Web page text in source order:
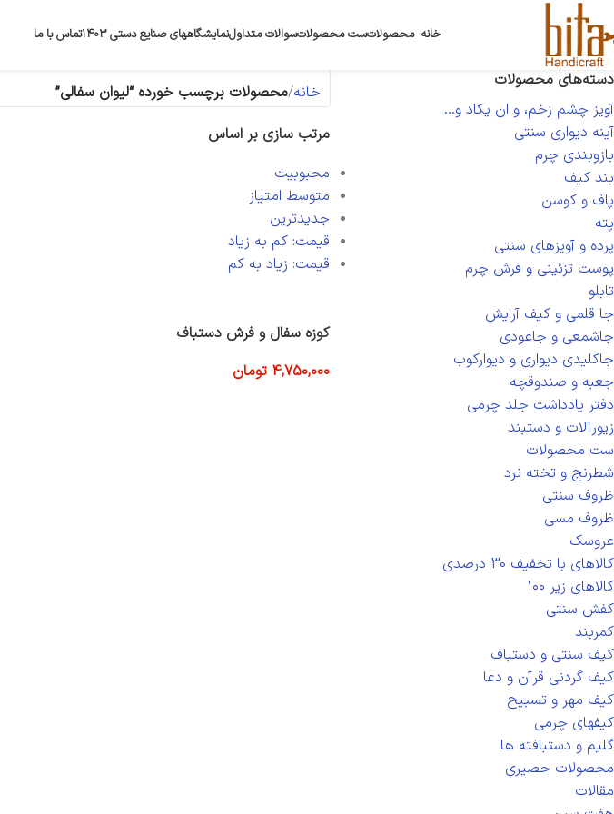
خانه محصولاتست محصولاتسوالات متداولنمایشگاههای صنایع دستی ۱۴۰۳ تماس با ما
دسته‌های محصولات
آویز چشم زخم، و ان یکاد و...
آینه دیواری سنتی
بازوبندی چرم
بند کیف
پاف و کوسن
پته
پرده و آویزهای سنتی
پوست تزئینی و فرش چرم
تابلو
جا قلمی و کیف آرایش
جاشمعی و جاعودی
جاکلیدی دیواری و دیوارکوب
جعبه و صندوقچه
دفتر یادداشت جلد چرمی
زیورآلات و دستبند
ست محصولات
شطرنج و تخته نرد
ظروف سنتی
ظروف مسی
عروسک
کالاهای با تخفیف 30 درصدی
کالاهای زیر ۱۰۰
کفش سنتی
کمربند
کیف سنتی و دستباف
کیف گردنی قرآن و دعا
کیف مهر و تسبیح
کیفهای چرمی
گلیم و دستبافته ها
محصولات حصیری
مقالات
خانه محصولات برچسب خورده “لیوان سفالی”
مرتب سازی بر اساس
محبوبیت
متوسط امتیاز
جدیدترین
قیمت: کم به زیاد
قیمت: زیاد به کم
کوزه سفال و فرش دستباف
4,750,000 تومان